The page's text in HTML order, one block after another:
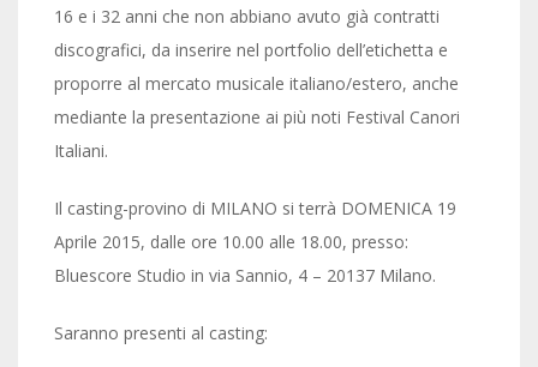
16 e i 32 anni che non abbiano avuto già contratti
discografici, da inserire nel portfolio dell’etichetta e
proporre al mercato musicale italiano/estero, anche
mediante la presentazione ai più noti Festival Canori
Italiani.
Il casting-provino di MILANO si terrà DOMENICA 19
Aprile 2015, dalle ore 10.00 alle 18.00, presso:
Bluescore Studio in via Sannio, 4 – 20137 Milano.
Saranno presenti al casting: